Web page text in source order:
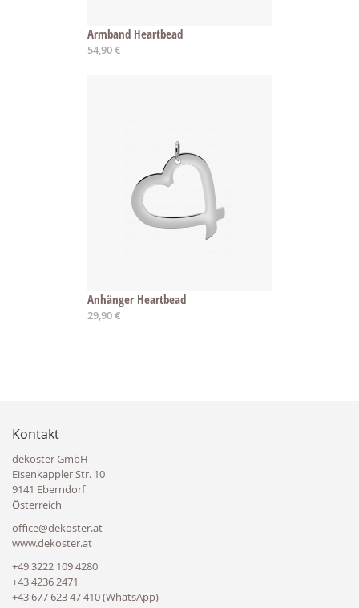
Armband Heartbead
54,90 €
Anhänger Heartbead
29,90 €
Kontakt
dekoster GmbH
Eisenkappler Str. 10
9141 Eberndorf
Österreich
office@dekoster.at
www.dekoster.at
+49 3222 109 4280
+43 4236 2471
+43 677 623 47 410 (WhatsApp)